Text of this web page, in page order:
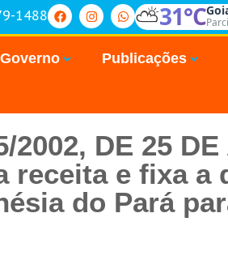
1488 ⛅31°C
Publicações
2002, DE 25
receita e fixa a
do Pará